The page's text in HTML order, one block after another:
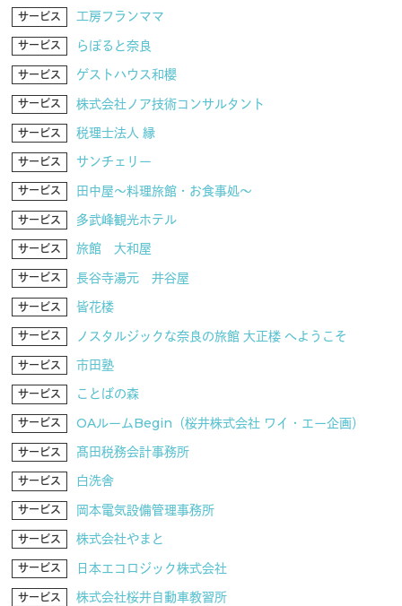
サービス 工房フランママ
サービス らぽると奈良
サービス ゲストハウス和櫻
サービス 株式会社ノア技術コンサルタント
サービス 税理士法人 縁
サービス サンチェリー
サービス 田中屋～料理旅館・お食事処～
サービス 多武峰観光ホテル
サービス 旅館 大和屋
サービス 長谷寺湯元 井谷屋
サービス 皆花楼
サービス ノスタルジックな奈良の旅館 大正楼 へようこそ
サービス 市田塾
サービス ことばの森
サービス OAルームBegin（桜井株式会社 ワイ・エー企画）
サービス 髙田税務会計事務所
サービス 白洗舎
サービス 岡本電気設備管理事務所
サービス 株式会社やまと
サービス 日本エコロジック株式会社
サービス 株式会社桜井自動車教習所